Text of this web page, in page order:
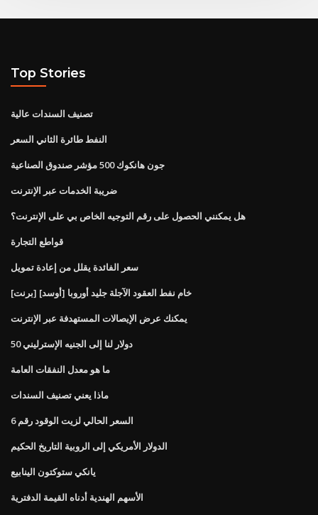
Top Stories
تصنيف السندات عالية
النفط طائرة الثاني السعر
جون هانكوك 500 مؤشر صندوق الصناعية
ضريبة الخدمات عبر الإنترنت
هل يمكنني الحصول على رقم التوجيه الخاص بي على الإنترنت؟
قواطع التجارة
سعر الفائدة يقلل من إعادة تمويل
[برنت] خام نفط العقود الآجلة جليد أوروبا [أوسد]
يمكنك عرض الإيصالات المستهدفة عبر الإنترنت
50 دولار لنا إلى الجنيه الإسترليني
ما هو معدل النفقات العامة
ماذا يعني تصنيف السندات
السعر الحالي لزيت الوقود رقم 6
الدولار الأمريكي إلى الروبية التاريخ الحكيم
يانكي ستوكتون الينابيع
الأسهم الهندية أدناه القيمة الدفترية